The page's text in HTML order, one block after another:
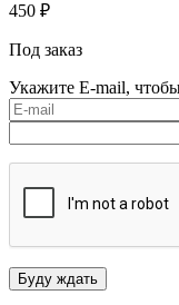
450 ₽
Под заказ
Укажите E-mail,